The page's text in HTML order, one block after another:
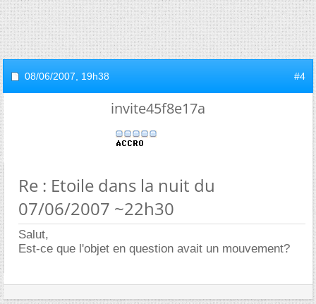
08/06/2007, 19h38 #4
invite45f8e17a
Re : Etoile dans la nuit du
07/06/2007 ~22h30
Salut,
Est-ce que l'objet en question avait un mouvement?